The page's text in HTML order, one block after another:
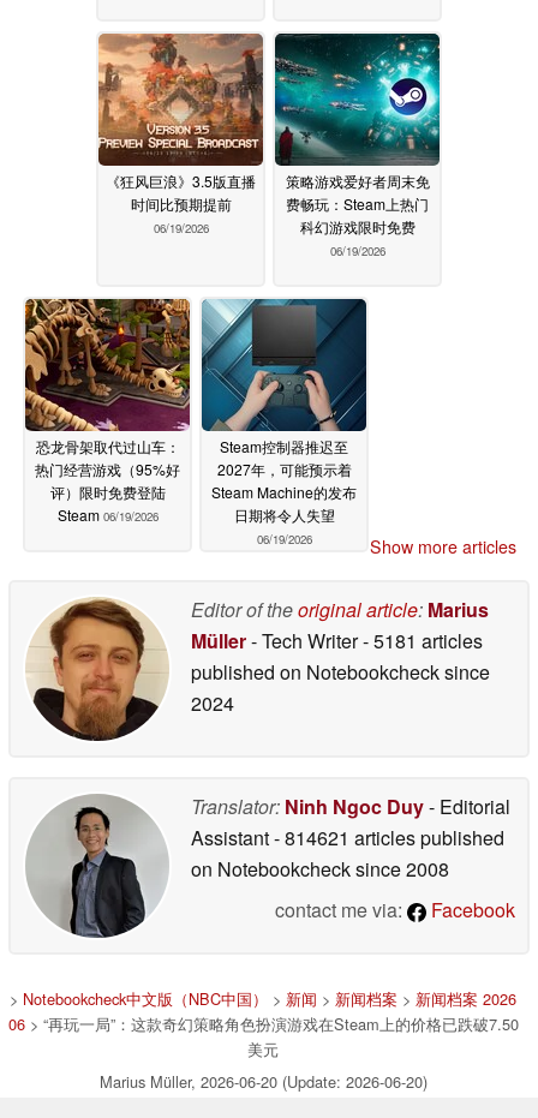
《狂风巨浪》3.5版直播
时间比预期提前
06/19/2026
策略游戏爱好者周末免
费畅玩：Steam上热门
科幻游戏限时免费
06/19/2026
恐龙骨架取代过山车：
热门经营游戏（95%好
评）限时免费登陆
Steam 06/19/2026
Steam控制器推迟至
2027年，可能预示着
Steam Machine的发布
日期将令人失望
06/19/2026 Show more articles
Editor of theoriginal article: Marius
Müller- Tech Writer- 5181 articles
published on Notebookchecksince
2024
Translator: Ninh Ngoc Duy- Editorial
Assistant- 814621 articles published
on Notebookchecksince 2008
contact me via:
Facebook
> Notebookcheck中文版（NBC中国） > 新闻 > 新闻档案 > 新闻档案 2026
06> “再玩一局”：这款奇幻策略角色扮演游戏在Steam上的价格已跌破7.50
美元
Marius Müller, 2026-06-20 (Update: 2026-06-20)